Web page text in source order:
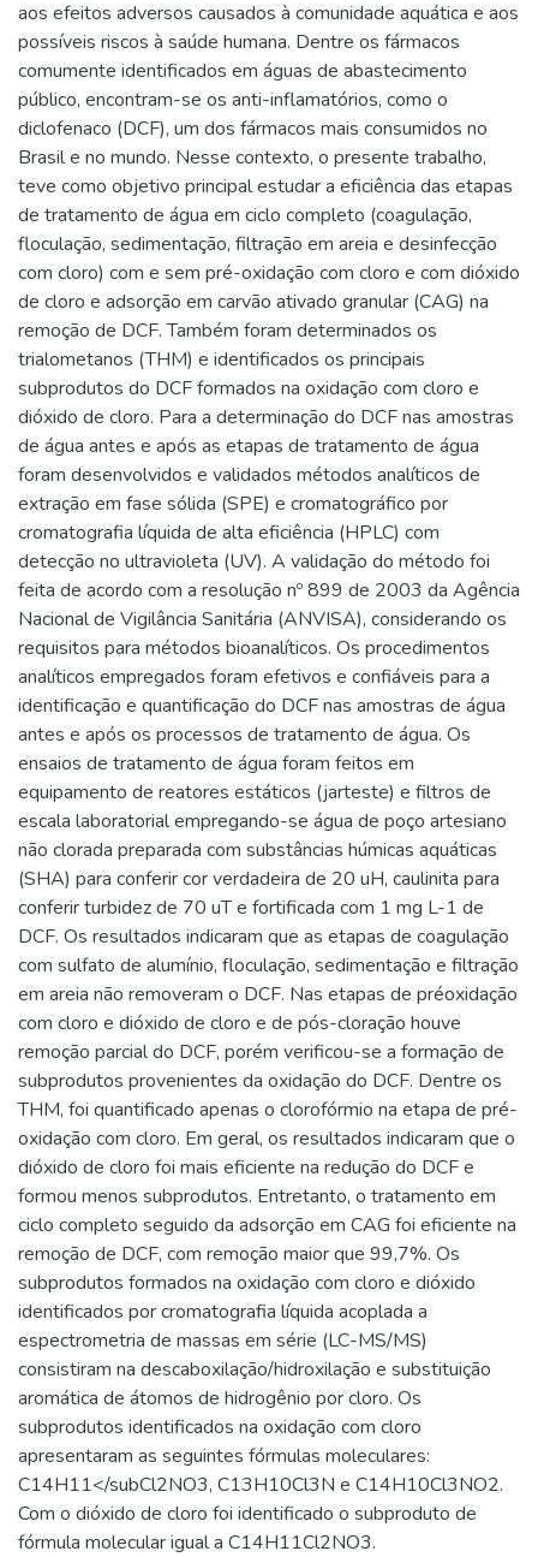
aos efeitos adversos causados à comunidade aquática e aos
possíveis riscos à saúde humana. Dentre os fármacos
comumente identificados em águas de abastecimento
público, encontram-se os anti-inflamatórios, como o
diclofenaco (DCF), um dos fármacos mais consumidos no
Brasil e no mundo. Nesse contexto, o presente trabalho,
teve como objetivo principal estudar a eficiência das etapas
de tratamento de água em ciclo completo (coagulação,
floculação, sedimentação, filtração em areia e desinfecção
com cloro) com e sem pré-oxidação com cloro e com dióxido
de cloro e adsorção em carvão ativado granular (CAG) na
remoção de DCF. Também foram determinados os
trialometanos (THM) e identificados os principais
subprodutos do DCF formados na oxidação com cloro e
dióxido de cloro. Para a determinação do DCF nas amostras
de água antes e após as etapas de tratamento de água
foram desenvolvidos e validados métodos analíticos de
extração em fase sólida (SPE) e cromatográfico por
cromatografia líquida de alta eficiência (HPLC) com
detecção no ultravioleta (UV). A validação do método foi
feita de acordo com a resolução nº 899 de 2003 da Agência
Nacional de Vigilância Sanitária (ANVISA), considerando os
requisitos para métodos bioanalíticos. Os procedimentos
analíticos empregados foram efetivos e confiáveis para a
identificação e quantificação do DCF nas amostras de água
antes e após os processos de tratamento de água. Os
ensaios de tratamento de água foram feitos em
equipamento de reatores estáticos (jarteste) e filtros de
escala laboratorial empregando-se água de poço artesiano
não clorada preparada com substâncias húmicas aquáticas
(SHA) para conferir cor verdadeira de 20 uH, caulinita para
conferir turbidez de 70 uT e fortificada com 1 mg L-1 de
DCF. Os resultados indicaram que as etapas de coagulação
com sulfato de alumínio, floculação, sedimentação e filtração
em areia não removeram o DCF. Nas etapas de préoxidação
com cloro e dióxido de cloro e de pós-cloração houve
remoção parcial do DCF, porém verificou-se a formação de
subprodutos provenientes da oxidação do DCF. Dentre os
THM, foi quantificado apenas o clorofórmio na etapa de pré-
oxidação com cloro. Em geral, os resultados indicaram que o
dióxido de cloro foi mais eficiente na redução do DCF e
formou menos subprodutos. Entretanto, o tratamento em
ciclo completo seguido da adsorção em CAG foi eficiente na
remoção de DCF, com remoção maior que 99,7%. Os
subprodutos formados na oxidação com cloro e dióxido
identificados por cromatografia líquida acoplada a
espectrometria de massas em série (LC-MS/MS)
consistiram na descaboxilação/hidroxilação e substituição
aromática de átomos de hidrogênio por cloro. Os
subprodutos identificados na oxidação com cloro
apresentaram as seguintes fórmulas moleculares:
C14H11</subCl2NO3, C13H10Cl3N e C14H10Cl3NO2.
Com o dióxido de cloro foi identificado o subproduto de
fórmula molecular igual a C14H11Cl2NO3.